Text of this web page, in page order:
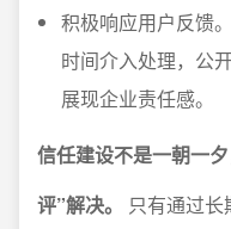
积极响应用户反馈
时间介入处理，公
展现企业责任感。
信任建设不是一朝一
评”解决。
只有通过